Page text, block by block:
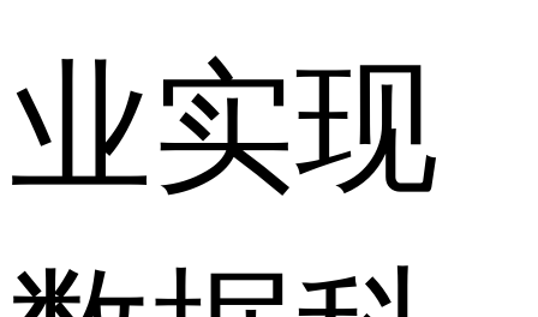
业实现